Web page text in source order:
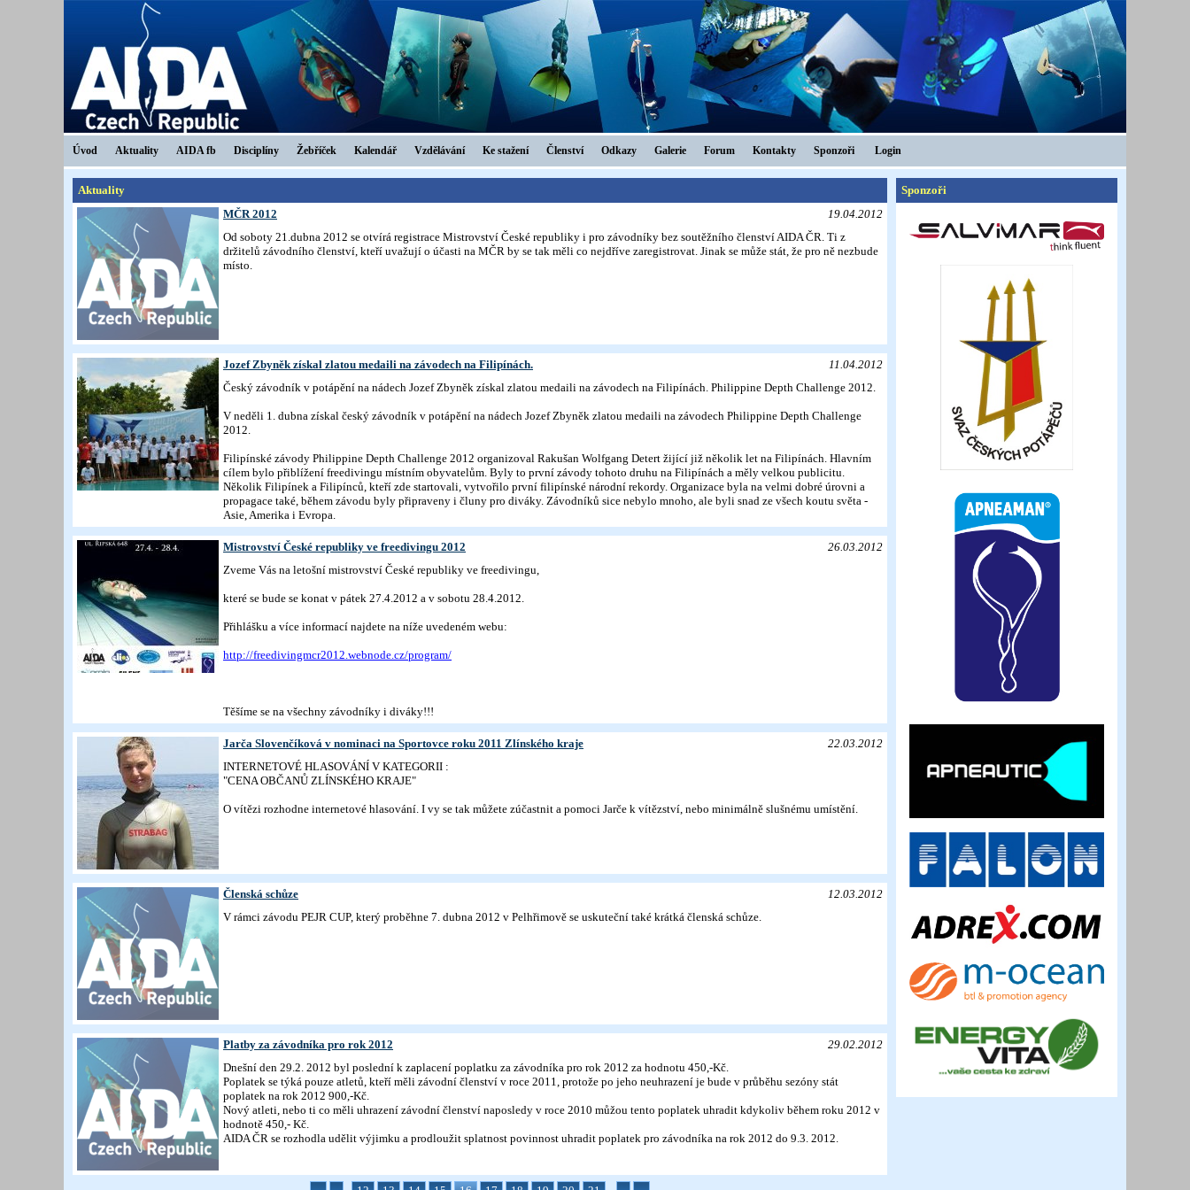
Úvod Aktuality AIDA fb Disciplíny Žebříček Kalendář Vzdělávání Ke stažení Členství Odkazy Galerie Forum Kontakty Sponzoři Login
Aktuality
19.04.2012
MČR 2012
Od soboty 21.dubna 2012 se otvírá registrace Mistrovství České republiky i pro závodníky bez soutěžního členství AIDA ČR. Ti z
držitelů závodního členství, kteří uvažují o účasti na MČR by se tak měli co nejdříve zaregistrovat. Jinak se může stát, že pro ně nezbude
místo.
11.04.2012
Jozef Zbyněk získal zlatou medaili na závodech na Filipínách.
Český závodník v potápění na nádech Jozef Zbyněk získal zlatou medaili na závodech na Filipínách. Philippine Depth Challenge 2012.
V neděli 1. dubna získal český závodník v potápění na nádech Jozef Zbyněk zlatou medaili na závodech Philippine Depth Challenge
2012.
Filipínské závody Philippine Depth Challenge 2012 organizoval Rakušan Wolfgang Detert žijící již několik let na Filipínách. Hlavním
cílem bylo přiblížení freedivingu místním obyvatelům. Byly to první závody tohoto druhu na Filipínách a měly velkou publicitu.
Několik Filipínek a Filipínců, kteří zde startovali, vytvořilo první filipínské národní rekordy. Organizace byla na velmi dobré úrovni a
propagace také, během závodu byly připraveny i čluny pro diváky. Závodníků sice nebylo mnoho, ale byli snad ze všech koutu světa -
Asie, Amerika i Evropa.
26.03.2012
Mistrovství České republiky ve freedivingu 2012
Zveme Vás na letošní mistrovství České republiky ve freedivingu,
které se bude se konat v pátek 27.4.2012 a v sobotu 28.4.2012.
Přihlášku a více informací najdete na níže uvedeném webu:
http://freedivingmcr2012.webnode.cz/program/
Těšíme se na všechny závodníky i diváky!!!
22.03.2012
Jarča Slovenčíková v nominaci na Sportovce roku 2011 Zlínského kraje
INTERNETOVÉ HLASOVÁNÍ V KATEGORII :
"CENA OBČANŮ ZLÍNSKÉHO KRAJE"
O vítězi rozhodne internetové hlasování. I vy se tak můžete zúčastnit a pomoci Jarče k vítězství, nebo minimálně slušnému umístění.
12.03.2012
Členská schůze
V rámci závodu PEJR CUP, který proběhne 7. dubna 2012 v Pelhřimově se uskuteční také krátká členská schůze.
29.02.2012
Platby za závodníka pro rok 2012
Dnešní den 29.2. 2012 byl poslední k zaplacení poplatku za závodníka pro rok 2012 za hodnotu 450,-Kč.
Poplatek se týká pouze atletů, kteří měli závodní členství v roce 2011, protože po jeho neuhrazení je bude v průběhu sezóny stát
poplatek na rok 2012 900,-Kč.
Nový atleti, nebo ti co měli uhrazení závodní členství naposledy v roce 2010 můžou tento poplatek uhradit kdykoliv během roku 2012 v
hodnotě 450,- Kč.
AIDA ČR se rozhodla udělit výjimku a prodloužit splatnost povinnost uhradit poplatek pro závodníka na rok 2012 do 9.3. 2012.
Sponzoři